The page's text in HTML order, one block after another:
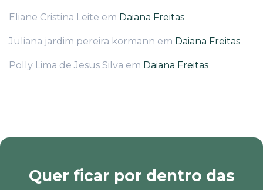
Eliane Cristina Leite em Daiana Freitas
Juliana jardim pereira kormann em Daiana Freitas
Polly Lima de Jesus Silva em Daiana Freitas
Quer ficar por dentro das